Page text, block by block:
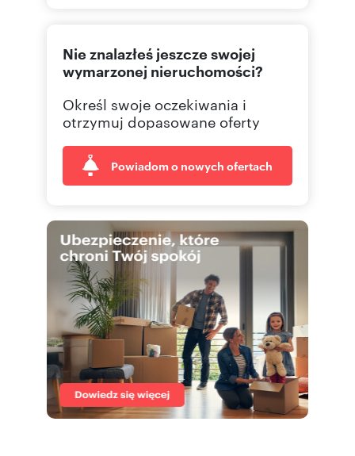
Nie znalazłeś jeszcze swojej
wymarzonej nieruchomości?
Określ swoje oczekiwania i
otrzymuj dopasowane oferty
Powiadom o nowych ofertach